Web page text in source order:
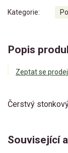
Kategorie:
Popis
Zeptat se
Čerstvý
Související